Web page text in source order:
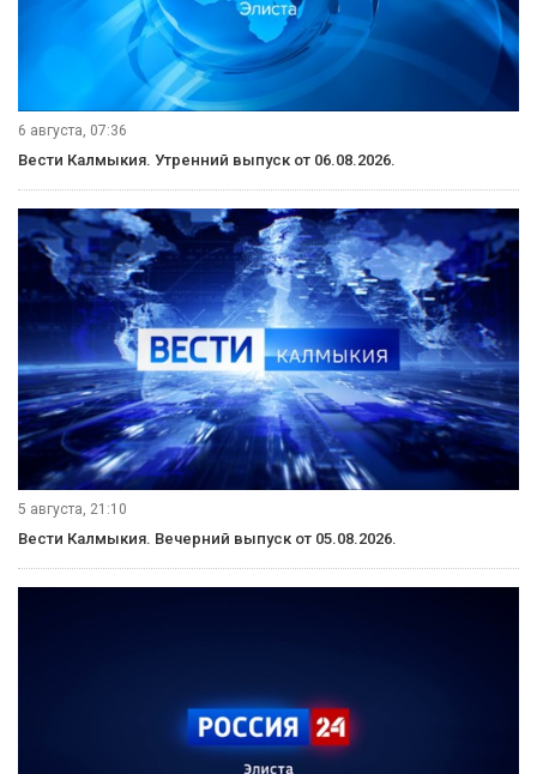
6 августа, 07:36
Вести Калмыкия. Утренний выпуск от 06.08.2026.
5 августа, 21:10
Вести Калмыкия. Вечерний выпуск от 05.08.2026.